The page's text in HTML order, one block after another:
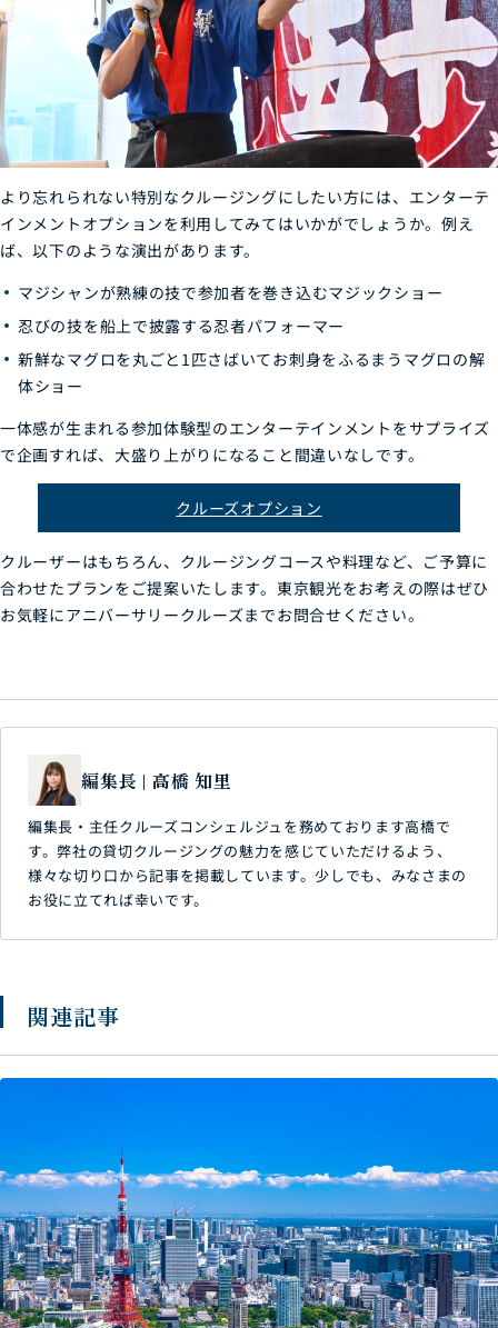
より忘れられない特別なクルージングにしたい方には、エンターテ
インメントオプションを利用してみてはいかがでしょうか。例え
ば、以下のような演出があります。
マジシャンが熟練の技で参加者を巻き込むマジックショー
忍びの技を船上で披露する忍者パフォーマー
新鮮なマグロを丸ごと1匹さばいてお刺身をふるまうマグロの解
体ショー
一体感が生まれる参加体験型のエンターテインメントをサプライズ
で企画すれば、大盛り上がりになること間違いなしです。
クルーズオプション
クルーザーはもちろん、クルージングコースや料理など、ご予算に
合わせたプランをご提案いたします。東京観光をお考えの際はぜひ
お気軽にアニバーサリークルーズまでお問合せください。
編集長 | 高橋 知里
編集長・主任クルーズコンシェルジュを務めております高橋で
す。弊社の貸切クルージングの魅力を感じていただけるよう、
様々な切り口から記事を掲載しています。少しでも、みなさまの
お役に立てれば幸いです。
関連記事